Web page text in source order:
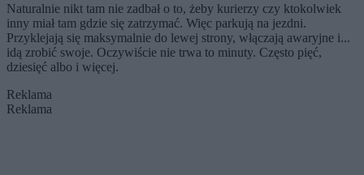
Naturalnie nikt tam nie zadbał o to, żeby kurierzy czy ktokolwiek
inny miał tam gdzie się zatrzymać. Więc parkują na jezdni.
Przyklejają się maksymalnie do lewej strony, włączają awaryjne i...
idą zrobić swoje. Oczywiście nie trwa to minuty. Często pięć,
dziesięć albo i więcej.
Reklama
Reklama